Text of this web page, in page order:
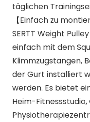
täglichen
【Einfach zu
SERTT Weight
einfach mit dem
Klimmzugstangen,
der Gurt installiert
werden. Es bietet
Heim-Fitnessstudio,